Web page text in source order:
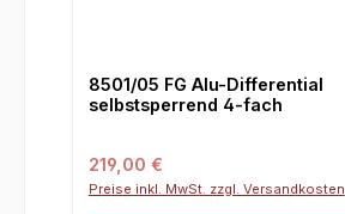
8501/05 FG Alu-Differential
selbstsperrend 4-fach
Regulärer Preis:
219,00 €
Preise inkl. MwSt. zzgl. Versandkosten